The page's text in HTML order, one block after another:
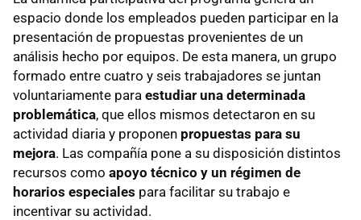
espacio donde los empleados pueden participar en la
presentación de propuestas provenientes de un
análisis hecho por equipos. De esta manera, un grupo
formado entre cuatro y seis trabajadores se juntan
voluntariamente para estudiar una determinada
problemática, que ellos mismos detectaron en su
actividad diaria y proponen propuestas para su
mejora. Las compañía pone a su disposición distintos
recursos como apoyo técnico y un régimen de
horarios especiales para facilitar su trabajo e
incentivar su actividad.